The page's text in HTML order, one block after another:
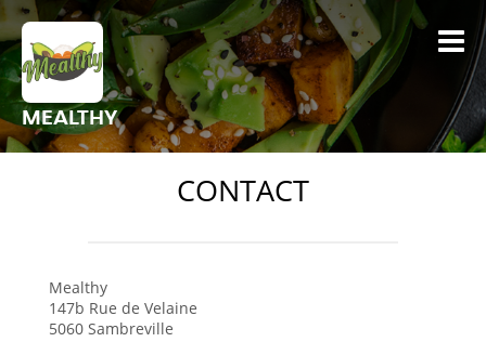
MEALTHY
CONTACT
Mealthy
147b Rue de Velaine
5060 Sambreville